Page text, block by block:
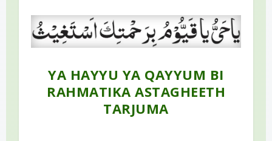
YA HAYYU YA QAYYUM BI
RAHMATIKA ASTAGHEETH
TARJUMA